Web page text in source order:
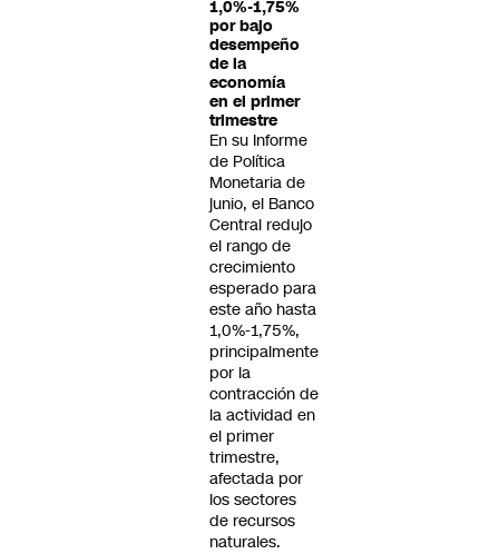
1,0%-1,75%
por bajo
desempeño
de la
economía
en el primer
trimestre
En su Informe
de Política
Monetaria de
junio, el Banco
Central redujo
el rango de
crecimiento
esperado para
este año hasta
1,0%-1,75%,
principalmente
por la
contracción de
la actividad en
el primer
trimestre,
afectada por
los sectores
de recursos
naturales.